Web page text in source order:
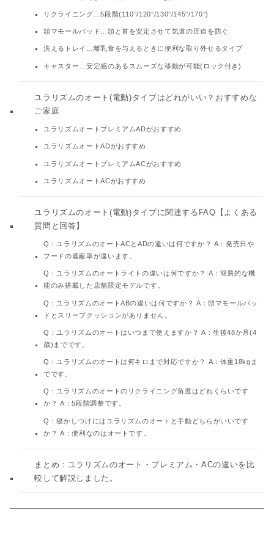
リクライニング…5段階(110°/120°/130°/145°/170°)
頭マモールパッド…頭と首を安定させて気道の圧迫を防ぐ
洗えるトレイ…離乳食を与えるときに便利な取り外せるタイプ
キャスター…安定感のあるスムーズな移動が可能(ロック付き)
ユラリズムのオート(電動)タイプはどれがいい？おすすめな
ご家庭
ユラリズムオートプレミアムADがおすすめ
ユラリズムオートADがおすすめ
ユラリズムオートプレミアムACがおすすめ
ユラリズムオートACがおすすめ
ユラリズムのオート(電動)タイプに関連するFAQ【よくある
質問と回答】
Q：ユラリズムのオートACとADの違いは何ですか？ A：発売日や
フードの遮蔽率が違います。
Q：ユラリズムのオートライトの違いは何ですか？ A：簡易的な機
能のみ搭載した店舗限定モデルです。
Q：ユラリズムのオートABの違いは何ですか？ A：頭マモールパッ
ドとスリープクッションがありません。
Q：ユラリズムのオートはいつまで使えますか？ A：生後48か月(4
歳)までです。
Q：ユラリズムのオートは何キロまで対応ですか？ A：体重18kgま
でです。
Q：ユラリズムのオートのリクライニング角度はどれくらいです
か？ A：5段階調整です。
Q：寝かしつけにはユラリズムのオートと手動どちらがいいです
か？ A：便利なのはオートです。
まとめ：ユラリズムのオート・プレミアム・ACの違いを比
較して解説しました。